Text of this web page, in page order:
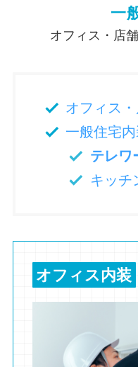
一
オフィス・店
オフィス
一般住宅
テレワ
キッチ
オフィス内装